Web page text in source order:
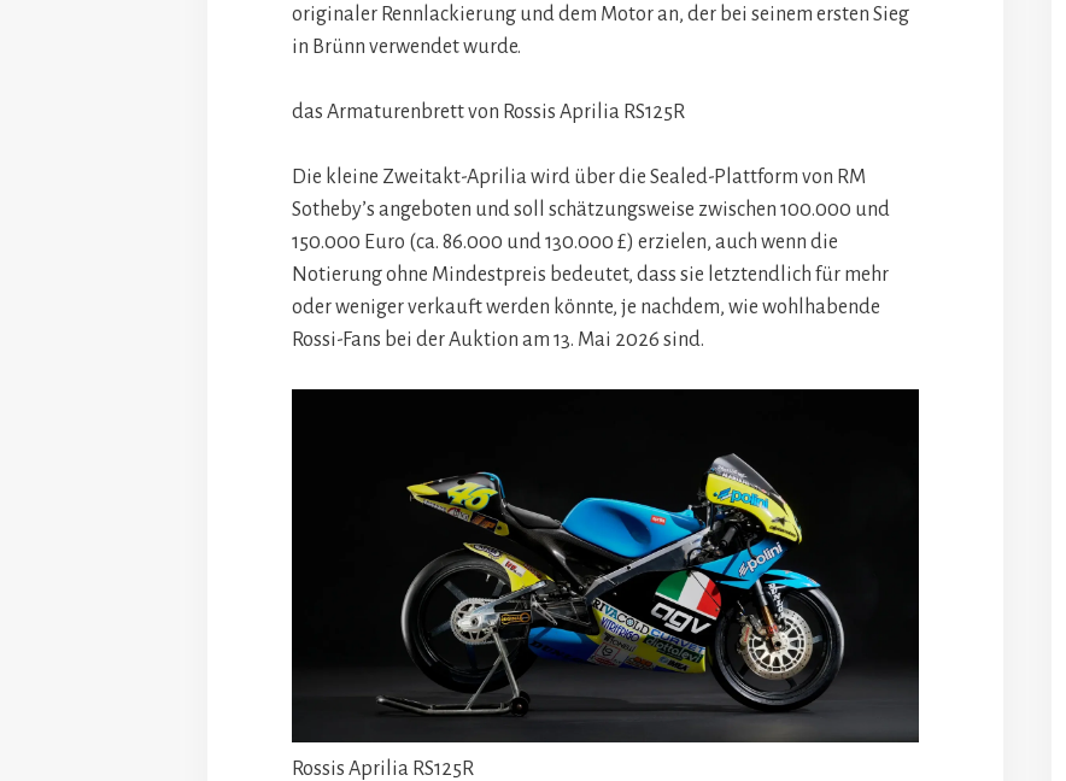
originaler Rennlackierung und dem Motor an, der bei seinem ersten Sieg
in Brünn verwendet wurde.
das Armaturenbrett von Rossis Aprilia RS125R
Die kleine Zweitakt-Aprilia wird über die Sealed-Plattform von RM
Sotheby’s angeboten und soll schätzungsweise zwischen 100.000 und
150.000 Euro (ca. 86.000 und 130.000 £) erzielen, auch wenn die
Notierung ohne Mindestpreis bedeutet, dass sie letztendlich für mehr
oder weniger verkauft werden könnte, je nachdem, wie wohlhabende
Rossi-Fans bei der Auktion am 13. Mai 2026 sind.
Rossis Aprilia RS125R